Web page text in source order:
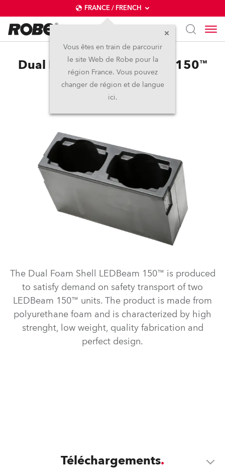
FRANCE / FRENCH
Vous êtes en train de parcourir
le site Web de Robe pour la
région France. Vous pouvez
changer de région et de langue
ici.
Dual Foam Shell LEDBeam 150™
The Dual Foam Shell LEDBeam 150™ is produced
to satisfy demand on safety transport of two
LEDBeam 150™ units. The product is made from
polyurethane foam and is characterized by high
strenght, low weight, quality fabrication and
perfect design.
Téléchargements